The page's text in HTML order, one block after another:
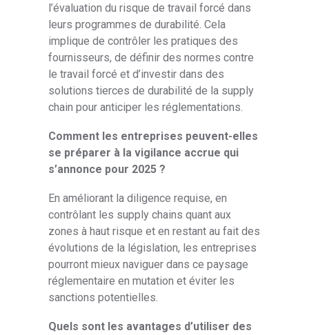
l’évaluation du risque de travail forcé dans
leurs programmes de durabilité. Cela
implique de contrôler les pratiques des
fournisseurs, de définir des normes contre
le travail forcé et d’investir dans des
solutions tierces de durabilité de la supply
chain pour anticiper les réglementations.
Comment les entreprises peuvent-elles
se préparer à la vigilance accrue qui
s’annonce pour 2025 ?
En améliorant la diligence requise, en
contrôlant les supply chains quant aux
zones à haut risque et en restant au fait des
évolutions de la législation, les entreprises
pourront mieux naviguer dans ce paysage
réglementaire en mutation et éviter les
sanctions potentielles.
Quels sont les avantages d’utiliser des